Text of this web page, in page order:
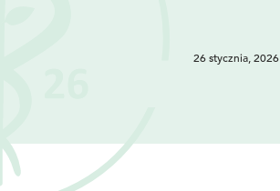
26 stycznia, 2026